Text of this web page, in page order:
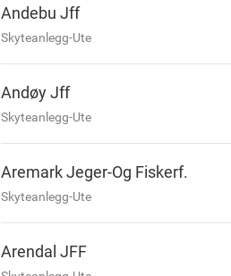
Andebu Jff
Skyteanlegg-Ute
Andøy Jff
Skyteanlegg-Ute
Aremark Jeger-Og Fiskerf.
Skyteanlegg-Ute
Arendal JFF